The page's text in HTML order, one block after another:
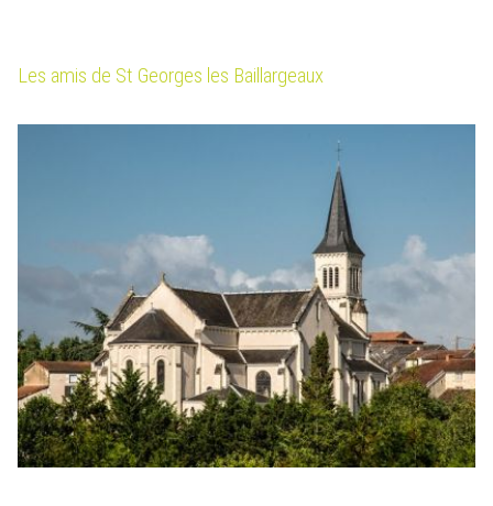
Les amis de St Georges les Baillargeaux